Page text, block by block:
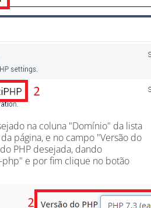
na coluna "Domínio" da lista
página, e no campo "Versão do
PHP desejada, dando
-php" e por fim clique no botão